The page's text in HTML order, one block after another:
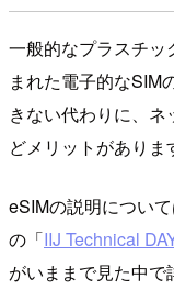
一般的なプラスチッ
まれた電子的なSIM
きない代わりに、
どメリットがありま
eSIMの説明につい
の「IIJ Technical
がいままで見た中で